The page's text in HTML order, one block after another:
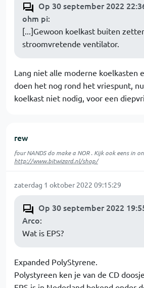
Op 30 september 2022
ohm pi:
[...]Gewoon koelkast buiten
stroomvretende ventilator.
Lang niet alle moderne koelkasten
doen het nog rond het vriespunt,
koelkast niet nodig, voor een
rew
four NANDS do make a NOR . Kijk ook eens in
http://www.bitwizard.nl/shop/
zaterdag 1 oktober 2022 09:15:29
Op 30 september 2022
Arco:
Wat is EPS?
Expanded PolyStyrene.
Polystyreen ken je van de CD